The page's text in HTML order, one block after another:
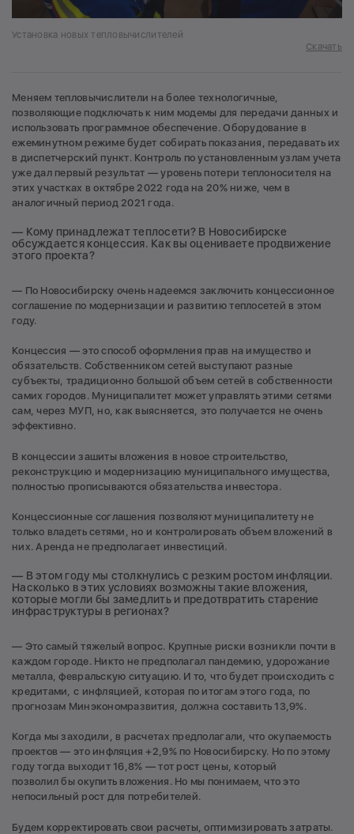
Установка новых тепловычислителей
Скачать
Меняем тепловычислители на более технологичные,
позволяющие подключать к ним модемы для передачи данных и
использовать программное обеспечение. Оборудование в
ежеминутном режиме будет собирать показания, передавать их
в диспетчерский пункт. Контроль по установленным узлам учета
уже дал первый результат — уровень потери теплоносителя на
этих участках в октябре 2022 года на 20% ниже, чем в
аналогичный период 2021 года.
— Кому принадлежат теплосети? В Новосибирске
обсуждается концессия. Как вы оцениваете продвижение
этого проекта?
— По Новосибирску очень надеемся заключить концессионное
соглашение по модернизации и развитию теплосетей в этом
году.
Концессия — это способ оформления прав на имущество и
обязательств. Собственником сетей выступают разные
субъекты, традиционно большой объем сетей в собственности
самих городов. Муниципалитет может управлять этими сетями
сам, через МУП, но, как выясняется, это получается не очень
эффективно.
В концессии зашиты вложения в новое строительство,
реконструкцию и модернизацию муниципального имущества,
полностью прописываются обязательства инвестора.
Концессионные соглашения позволяют муниципалитету не
только владеть сетями, но и контролировать объем вложений в
них. Аренда не предполагает инвестиций.
— В этом году мы столкнулись с резким ростом инфляции.
Насколько в этих условиях возможны такие вложения,
которые могли бы замедлить и предотвратить старение
инфраструктуры в регионах?
— Это самый тяжелый вопрос. Крупные риски возникли почти в
каждом городе. Никто не предполагал пандемию, удорожание
металла, февральскую ситуацию. И то, что будет происходить с
кредитами, с инфляцией, которая по итогам этого года, по
прогнозам Минэкономразвития, должна составить 13,9%.
Когда мы заходили, в расчетах предполагали, что окупаемость
проектов — это инфляция +2,9% по Новосибирску. Но по этому
году тогда выходит 16,8% — тот рост цены, который
позволил бы окупить вложения. Но мы понимаем, что это
непосильный рост для потребителей.
Будем корректировать свои расчеты, оптимизировать затраты.